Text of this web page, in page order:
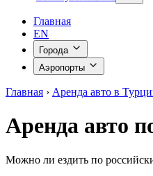
Главная
EN
Города
Аэропорты
Главная › Аренда авто в
Аренда авто
Можно ли ездить по